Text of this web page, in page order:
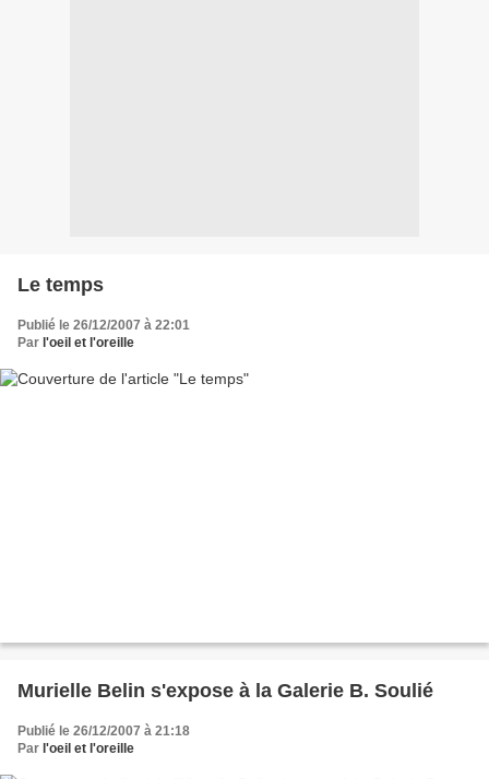
Le temps
Publié le 26/12/2007 à 22:01
Par l'oeil et l'oreille
Murielle Belin s'expose à la Galerie B. Soulié
Publié le 26/12/2007 à 21:18
Par l'oeil et l'oreille